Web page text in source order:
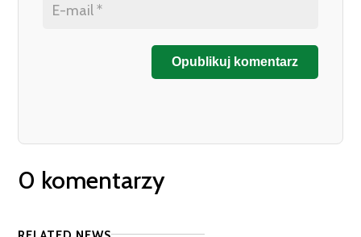
Opublikuj komentarz
0 komentarzy